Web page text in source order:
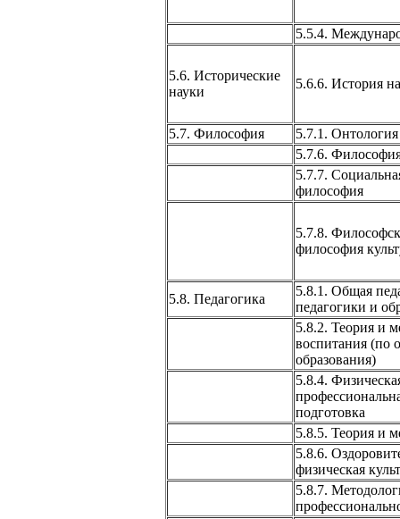
5.5.4.
5.6. Исторические
науки
5.6.6. История
5.7. Философия
5.7.1.
5.7.6.
5.7.7.
философия
5.7.8.
философия
5.8. Педагогика
5.8.1. Общая
педагогики и
5.8.2. Теория и
воспитания (по
образования)
5.8.4.
подготовка
5.8.5. Теория и
5.8.6.
физическая
5.8.7.